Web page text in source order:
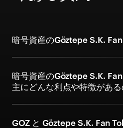
暗号資産のGöztepe S.K.
暗号資産のGöztepe S.K. Fan
主にどんな利点や特徴がある
GOZ と Göztepe S.K. Fan